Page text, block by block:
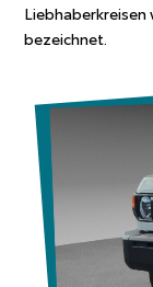
Liebhaberkreisen
bezeichnet.